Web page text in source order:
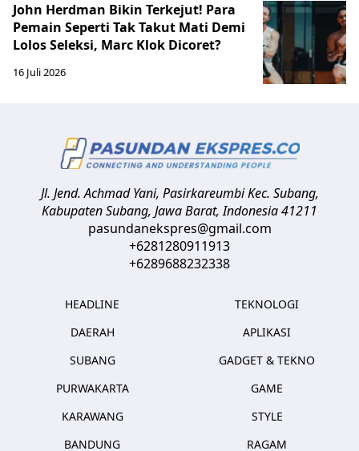
John Herdman Bikin Terkejut! Para
Pemain Seperti Tak Takut Mati Demi
Lolos Seleksi, Marc Klok Dicoret?
16 Juli 2026
Jl. Jend. Achmad Yani, Pasirkareumbi Kec. Subang,
Kabupaten Subang, Jawa Barat,Indonesia41211
pasundanekspres@gmail.com
+6281280911913
+6289688232338
HEADLINE
DAERAH
SUBANG
PURWAKARTA
KARAWANG
BANDUNG
TEKNOLOGI
APLIKASI
GADGET & TEKNO
GAME
STYLE
RAGAM